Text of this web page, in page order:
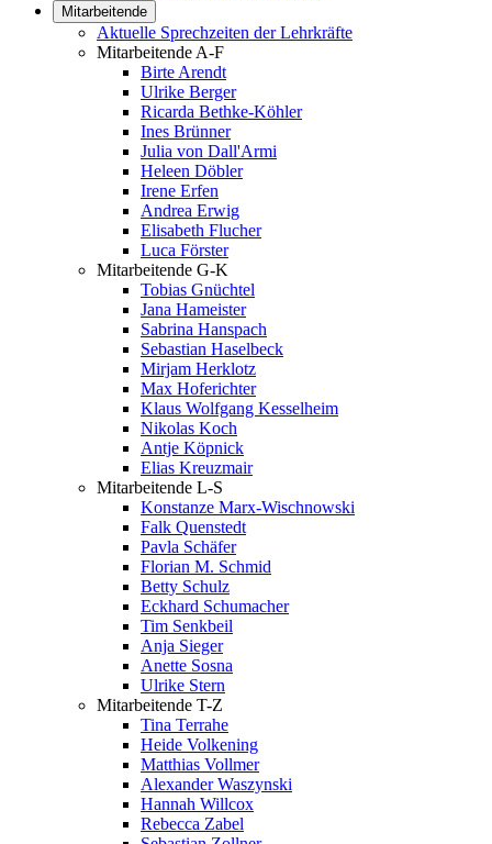
Mitarbeitende
Aktuelle Sprechzeiten der Lehrkräfte
Mitarbeitende A-F
Birte Arendt
Ulrike Berger
Ricarda Bethke-Köhler
Ines Brünner
Julia von Dall'Armi
Heleen Döbler
Irene Erfen
Andrea Erwig
Elisabeth Flucher
Luca Förster
Mitarbeitende G-K
Tobias Gnüchtel
Jana Hameister
Sabrina Hanspach
Sebastian Haselbeck
Mirjam Herklotz
Max Hoferichter
Klaus Wolfgang Kesselheim
Nikolas Koch
Antje Köpnick
Elias Kreuzmair
Mitarbeitende L-S
Konstanze Marx-Wischnowski
Falk Quenstedt
Pavla Schäfer
Florian M. Schmid
Betty Schulz
Eckhard Schumacher
Tim Senkbeil
Anja Sieger
Anette Sosna
Ulrike Stern
Mitarbeitende T-Z
Tina Terrahe
Heide Volkening
Matthias Vollmer
Alexander Waszynski
Hannah Willcox
Rebecca Zabel